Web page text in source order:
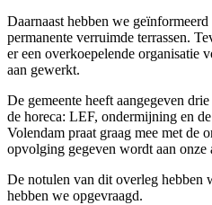
Daarnaast hebben we geïnformeerd
permanente verruimde terrassen.
er een overkoepelende organisatie
aan gewerkt.
De gemeente heeft aangegeven
de horeca: LEF, ondermijning en de
Volendam praat graag mee met de
opvolging gegeven wordt aan onze
De notulen van dit overleg hebben
hebben we opgevraagd.